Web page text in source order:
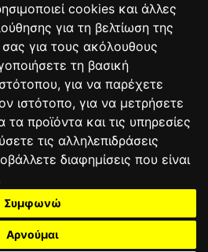
cookies και άλλες
για τη βελτίωση της
σας για τους ακόλουθους
τη βασική
, για να παρέχετε
ιστότοπο, για να μετρήσετε
προϊόντα και τις υπηρεσίες
τις αλληλεπιδράσεις
διαφημίσεις που είναι
Συμφωνώ
Αρνούμαι
ΧΡΗΣΗΣΠΟΛΙΤΙΚΗ ΠΡΟΣΤΑΣΙΑΣ
ΑΓΟΡΑ